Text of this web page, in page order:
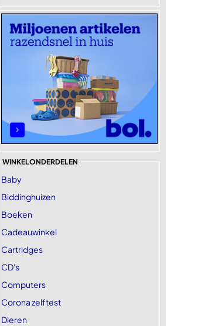
WINKELONDERDELEN
Baby
Biddinghuizen
Boeken
Cadeauwinkel
Cartridges
CD's
Computers
Corona zelftest
Dieren